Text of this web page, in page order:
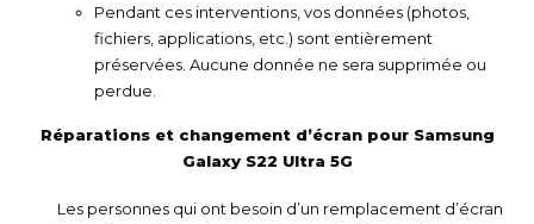
Pendant ces interventions, vos données (photos,
fichiers, applications, etc.) sont entièrement
préservées. Aucune donnée ne sera supprimée ou
perdue.
Réparations et changement d’écran pour Samsung
Galaxy S22 Ultra 5G
Les personnes qui ont besoin d’un remplacement d’écran